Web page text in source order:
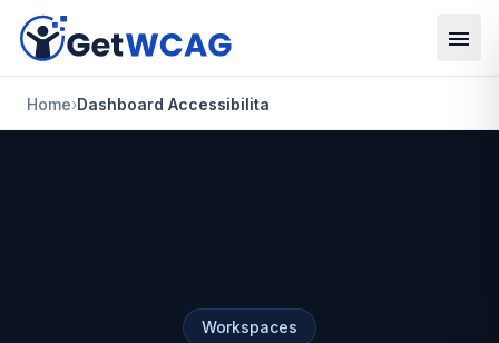
Vai al contenuto principale
Home›Dashboard Accessibilita
Workspaces